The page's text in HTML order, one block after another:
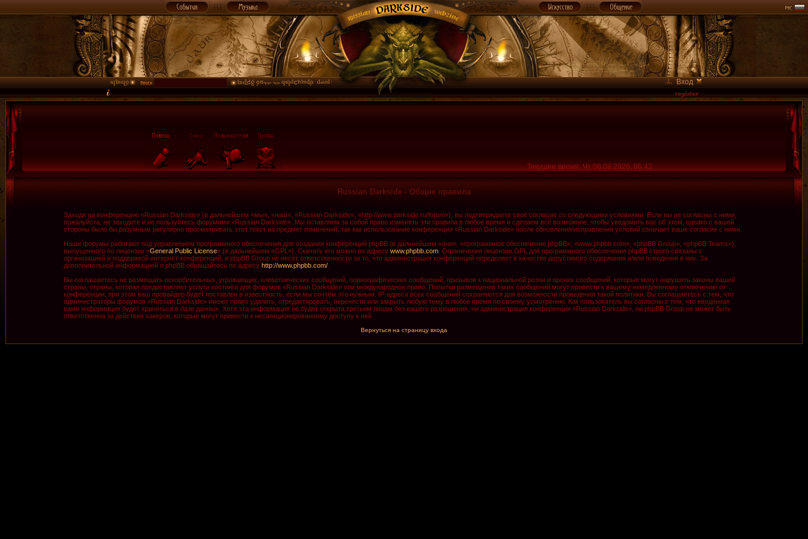
Вход
Текущее время: Чт 06.08.2026, 06:43
Russian Darkside - Общие правила
Заходя на конференцию «Russian Darkside» (в дальнейшем «мы», «наш», «Russian Darkside», «http://www.darkside.ru/forum»), вы подтверждаете своё согласие со следующими условиями. Если вы не согласны с ними,
пожалуйста, не заходите и не пользуйтесь форумами «Russian Darkside». Мы оставляем за собой право изменять эти правила в любое время и сделаем всё возможное, чтобы уведомить вас об этом, однако с вашей
стороны было бы разумным регулярно просматривать этот текст на предмет изменений, так как использование конференции «Russian Darkside» после обновления/исправления условий означает ваше согласие с ними.
Наши форумы работают под управлением программного обеспечения для создания конференций phpBB (в дальнейшем «они», «программное обеспечение phpBB», «www.phpbb.com», «phpBB Group», «phpBB Teams»),
выпущенного по лицензии «General Public License» (в дальнейшем «GPL»). Скачать его можно по адресу www.phpbb.com. Ограничения лицензии GPL для программного обеспечения phpBB строго связаны с
организацией и поддержкой интернет-конференций, и phpBB Group не несёт ответственности за то, что администрация конференций определяет в качестве допустимого содержания и/или поведения в них. За
дополнительной информацией о phpBB обращайтесь по адресу http://www.phpbb.com/.
Вы соглашаетесь не размещать оскорбительных, угрожающих, клеветнических сообщений, порнографических сообщений, призывов к национальной розни и прочих сообщений, которые могут нарушить законы вашей
страны, страны, которая предоставляет услуги хостинга для форумов «Russian Darkside» или международное право. Попытки размещения таких сообщений могут привести к вашему немедленному отключению от
конференции, при этом ваш провайдер будет поставлен в известность, если мы сочтём это нужным. IP-адреса всех сообщений сохраняются для возможности проведения такой политики. Вы соглашаетесь с тем, что
администраторы форумов «Russian Darkside» имеют право удалить, отредактировать, перенести или закрыть любую тему в любое время по своему усмотрению. Как пользователь вы согласны с тем, что введённая
вами информация будет храниться в базе данных. Хотя эта информация не будет открыта третьим лицам без вашего разрешения, ни администрация конференции «Russian Darkside», ни phpBB Group не может быть
ответственна за действия хакеров, которые могут привести к несанкционированному доступу к ней.
Вернуться на страницу входа